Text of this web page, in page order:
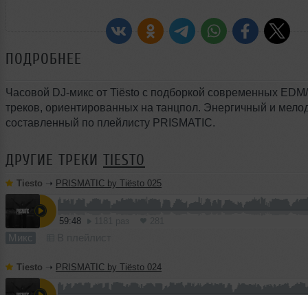
ПОДРОБНЕЕ
Часовой DJ-микс от Tiësto с подборкой современных
треков, ориентированных на танцпол. Энергичный и
составленный по плейлисту PRISMATIC.
ДРУГИЕ ТРЕКИ TIESTO
Tiesto ➝ PRISMATIC by Tiësto 025
59:48
Микс
Tiesto ➝ PRISMATIC by Tiësto 024